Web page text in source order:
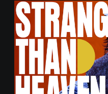
S
t
a
n
d